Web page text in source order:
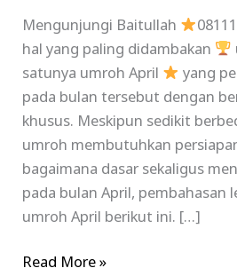
Mengunjungi Baitullah
hal yang paling didambakan
satunya umroh April
yang
pada bulan tersebut dengan
khusus. Meskipun sedikit
umroh membutuhkan
bagaimana dasar sekaligus
pada bulan April, pembahasan
umroh April berikut ini. […]
Read More »